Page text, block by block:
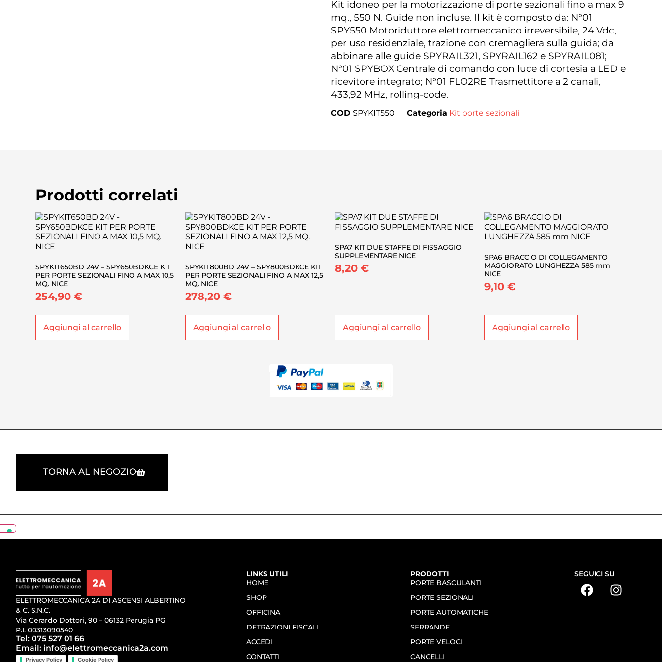
Kit idoneo per la motorizzazione di porte sezionali fino a max 9
mq., 550 N. Guide non incluse. Il kit è composto da: N°01
SPY550 Motoriduttore elettromeccanico irreversibile, 24 Vdc,
per uso residenziale, trazione con cremagliera sulla guida; da
abbinare alle guide SPYRAIL321, SPYRAIL162 e SPYRAIL081;
N°01 SPYBOX Centrale di comando con luce di cortesia a LED e
ricevitore integrato; N°01 FLO2RE Trasmettitore a 2 canali,
433,92 MHz, rolling-code.
COD SPYKIT550 Categoria Kit porte sezionali
Prodotti correlati
SPYKIT650BD 24V – SPY650BDKCE KIT
PER PORTE SEZIONALI FINO A MAX 10,5
MQ. NICE
254,90 €
Aggiungi al carrello
SPYKIT800BD 24V – SPY800BDKCE KIT
PER PORTE SEZIONALI FINO A MAX 12,5
MQ. NICE
278,20 €
Aggiungi al carrello
SPA7 KIT DUE STAFFE DI FISSAGGIO
SUPPLEMENTARE NICE
8,20 €
Aggiungi al carrello
SPA6 BRACCIO DI COLLEGAMENTO
MAGGIORATO LUNGHEZZA 585 mm
NICE
9,10€
Aggiungi al carrello
TORNA AL NEGOZIO
ELETTROMECCANICA 2A DI ASCENSI ALBERTINO
& C. S.N.C.
Via Gerardo Dottori, 90 – 06132 Perugia PG
P.I. 00313090540
Tel: 075 527 01 66
Email: info@elettromeccanica2a.com
Privacy Policy Cookie Policy
LINKS UTILI
HOME
SHOP
OFFICINA
DETRAZIONI FISCALI
ACCEDI
CONTATTI
PRODOTTI
PORTE BASCULANTI
PORTE SEZIONALI
PORTE AUTOMATICHE
SERRANDE
PORTE VELOCI
CANCELLI
SEGUICI SU